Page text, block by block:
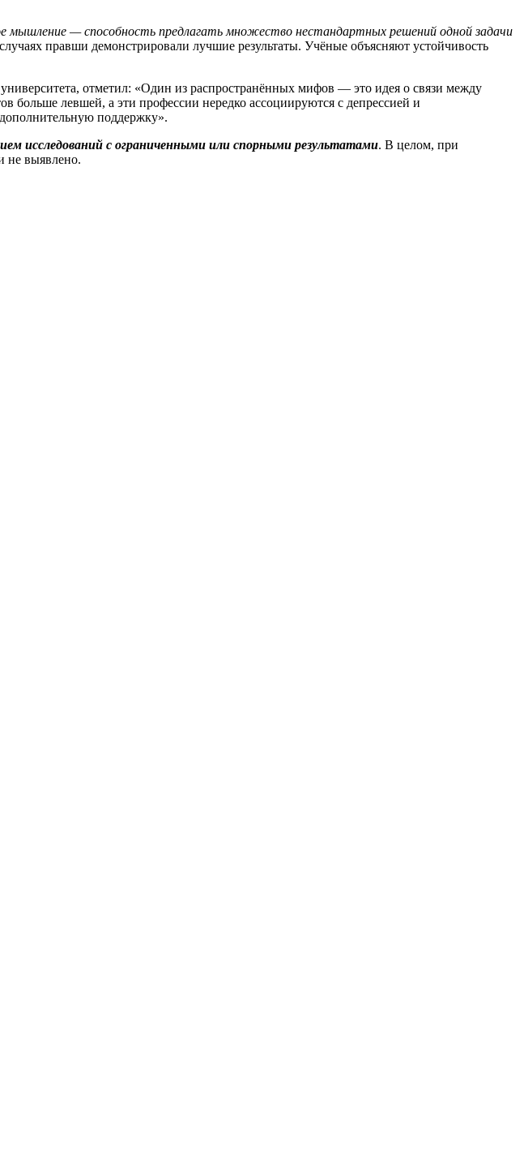
мышление — способность предлагать множество нестандартных решений одной задачи
правши демонстрировали лучшие результаты. Учёные объясняют устойчивость
отметил: «Один из распространённых мифов — это идея о связи между
больше левшей, а эти профессии нередко ассоциируются с депрессией и
поддержку».
исследований с ограниченными или спорными результатами. В целом, при
не выявлено.